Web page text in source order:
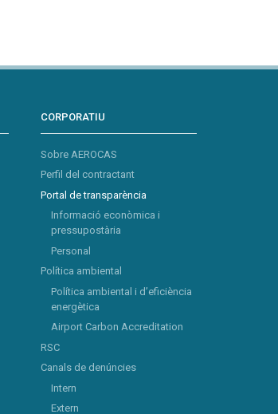
CORPORATIU
Sobre AEROCAS
Perfil del contractant
Portal de transparència
Informació econòmica i
pressupostària
Personal
Política ambiental
Política ambiental i d’eficiència
energètica
Airport Carbon Accreditation
RSC
Canals de denúncies
Intern
Extern